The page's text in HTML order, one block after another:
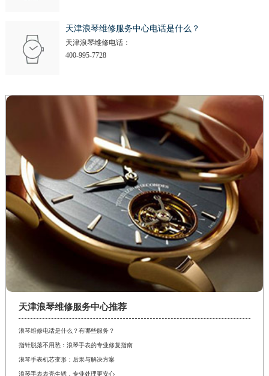
天津浪琴维修服务中心电话是什么？
天津浪琴维修电话：
400-995-7728
天津浪琴维修服务中心推荐
浪琴维修电话是什么？有哪些服务？
指针脱落不用愁：浪琴手表的专业修复指南
浪琴手表机芯变形：后果与解决方案
浪琴手表表壳生锈，专业处理更安心